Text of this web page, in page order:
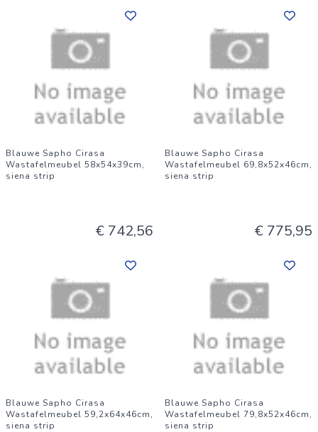
Blauwe Sapho Cirasa
Wastafelmeubel 58x54x39cm,
siena strip
€ 742,56
Blauwe Sapho Cirasa
Wastafelmeubel 69,8x52x46cm,
siena strip
€ 775,95
Blauwe Sapho Cirasa
Wastafelmeubel 59,2x64x46cm,
siena strip
Blauwe Sapho Cirasa
Wastafelmeubel 79,8x52x46cm,
siena strip